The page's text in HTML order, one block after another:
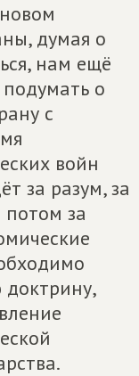
думая о
нам ещё
о
с
войн
за разум, за
потом за